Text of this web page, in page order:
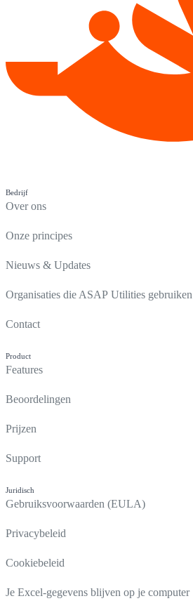
Bedrijf
Over ons
Onze principes
Nieuws & Updates
Organisaties die ASAP Utilities gebruiken
Contact
Product
Features
Beoordelingen
Prijzen
Support
Juridisch
Gebruiksvoorwaarden (EULA)
Privacybeleid
Cookiebeleid
Je Excel-gegevens blijven op je computer